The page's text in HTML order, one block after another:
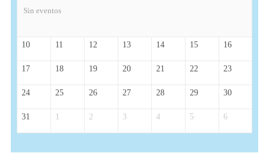
Sin eventos
10 11 12 13 14 15 16
17 18 19 20 21 22 23
24 25 26 27 28 29 30
31 1 2 3 4 5 6